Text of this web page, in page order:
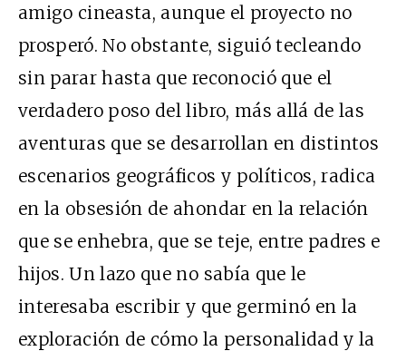
amigo cineasta, aunque el proyecto no
prosperó. No obstante, siguió tecleando
sin parar hasta que reconoció que el
verdadero poso del libro, más allá de las
aventuras que se desarrollan en distintos
escenarios geográficos y políticos, radica
en la obsesión de ahondar en la relación
que se enhebra, que se teje, entre padres e
hijos. Un lazo que no sabía que le
interesaba escribir y que germinó en la
exploración de cómo la personalidad y la